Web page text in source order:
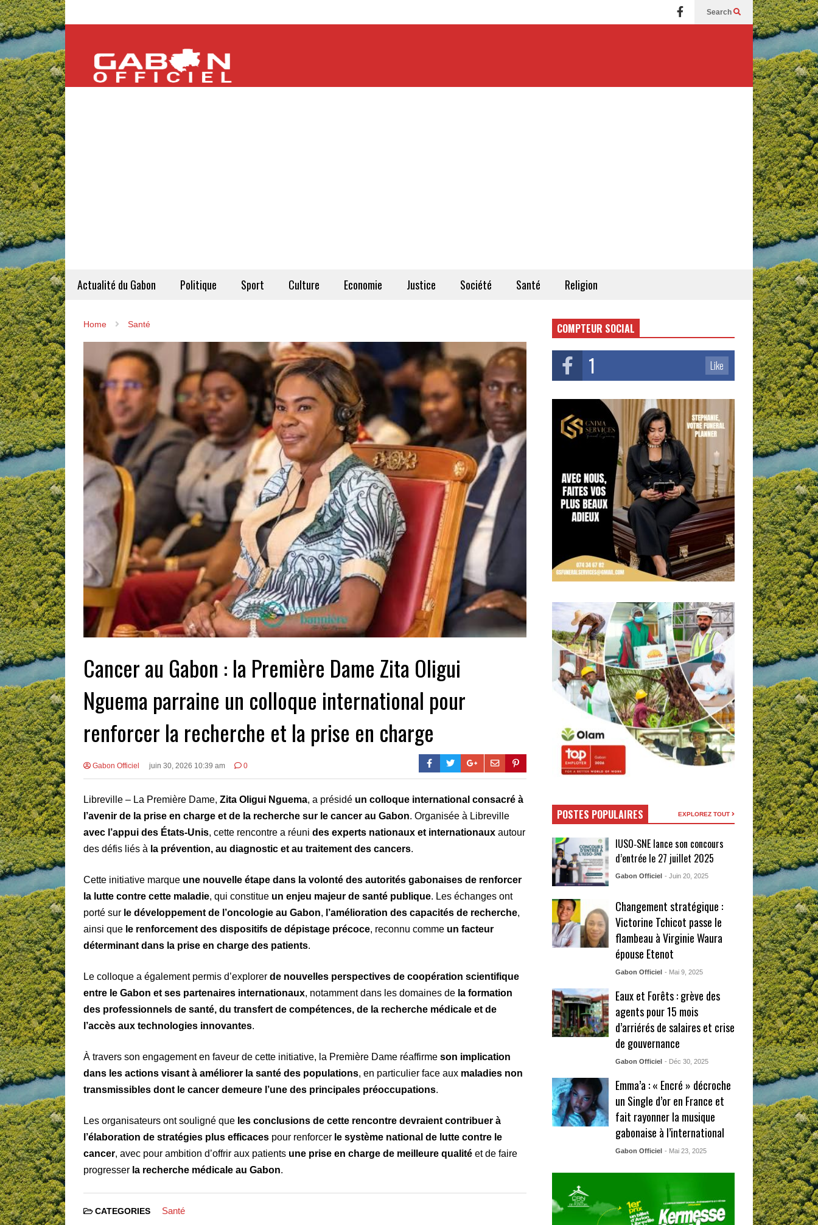
Search
Actualité du Gabon Politique Sport Culture Economie Justice Société Santé Religion
Home Santé
Cancer au Gabon : la Première Dame Zita Oligui
Nguema parraine un colloque international pour
renforcer la recherche et la prise en charge
Gabon Officiel juin 30, 2026 10:39 am 0
Libreville – La Première Dame, Zita Oligui Nguema, a présidé un colloque international consacré à
l’avenir de la prise en charge et de la recherche sur le cancer au Gabon. Organisée à Libreville
avec l’appui des États-Unis, cette rencontre a réuni des experts nationaux et internationaux autour
des défis liés à la prévention, au diagnostic et au traitement des cancers.
Cette initiative marque une nouvelle étape dans la volonté des autorités gabonaises de renforcer
la lutte contre cette maladie, qui constitue un enjeu majeur de santé publique. Les échanges ont
porté sur le développement de l’oncologie au Gabon, l’amélioration des capacités de recherche,
ainsi que le renforcement des dispositifs de dépistage précoce, reconnu comme un facteur
déterminant dans la prise en charge des patients.
Le colloque a également permis d’explorer de nouvelles perspectives de coopération scientifique
entre le Gabon et ses partenaires internationaux, notamment dans les domaines de la formation
des professionnels de santé, du transfert de compétences, de la recherche médicale et de
l’accès aux technologies innovantes.
À travers son engagement en faveur de cette initiative, la Première Dame réaffirme son implication
dans les actions visant à améliorer la santé des populations, en particulier face aux maladies non
transmissibles dont le cancer demeure l’une des principales préoccupations.
Les organisateurs ont souligné que les conclusions de cette rencontre devraient contribuer à
l’élaboration de stratégies plus efficaces pour renforcer le système national de lutte contre le
cancer, avec pour ambition d’offrir aux patients une prise en charge de meilleure qualité et de faire
progresser la recherche médicale au Gabon.
CATEGORIES Santé
COMPTEUR SOCIAL
1 Like
POSTES POPULAIRES EXPLOREZ TOUT
IUSO‑SNE lance son concours
d’entrée le 27 juillet 2025
Gabon Officiel - Juin 20, 2025
Changement stratégique :
Victorine Tchicot passe le
flambeau à Virginie Waura
épouse Etenot
Gabon Officiel - Mai 9, 2025
Eaux et Forêts : grève des
agents pour 15 mois
d’arriérés de salaires et crise
de gouvernance
Gabon Officiel - Déc 30, 2025
Emma’a : « Encré » décroche
un Single d’or en France et
fait rayonner la musique
gabonaise à l’international
Gabon Officiel - Mai 23, 2025